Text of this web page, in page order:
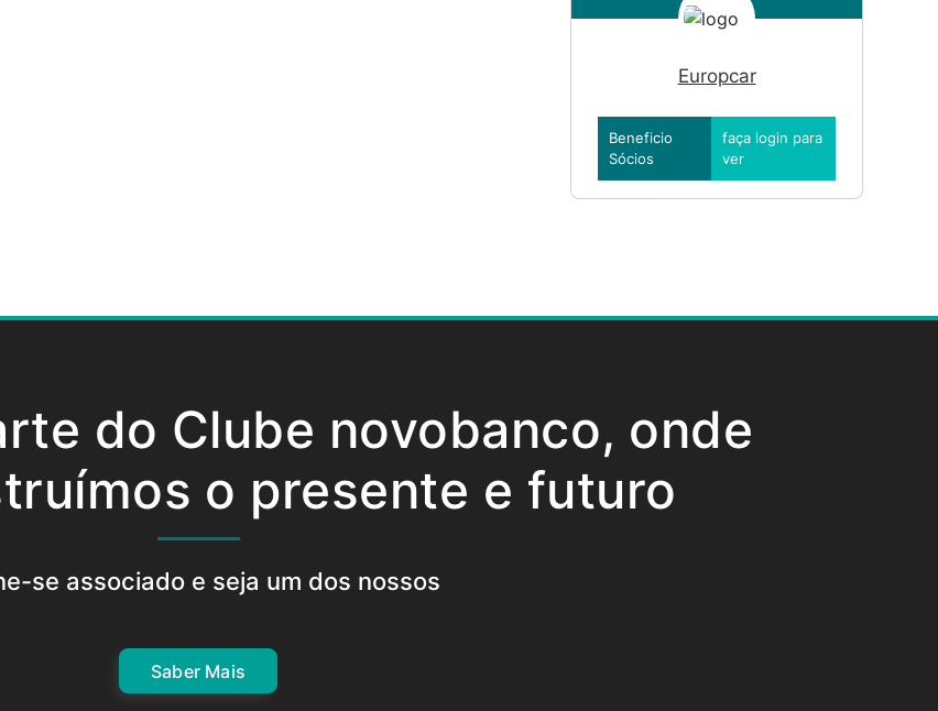
Europcar
Beneficio
Sócios
faça login para
ver
do Clube novobanco, onde
o presente e futuro